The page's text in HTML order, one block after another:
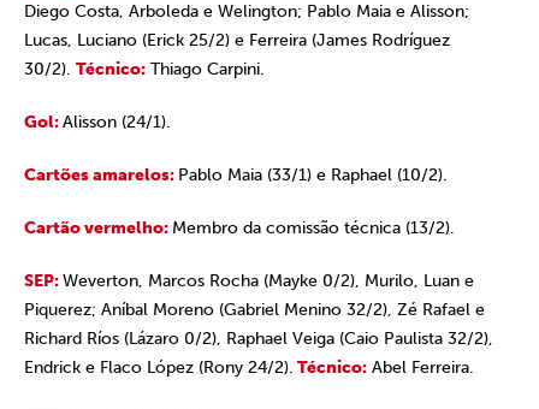
Diego Costa, Arboleda e Welington; Pablo Maia e Alisson;
Lucas, Luciano (Erick 25/2) e Ferreira (James Rodríguez
30/2). Técnico: Thiago Carpini.
Gol:Alisson (24/1).
Cartões amarelos: Pablo Maia (33/1) e Raphael (10/2).
Cartão vermelho: Membro da comissão técnica (13/2).
SEP:Weverton, Marcos Rocha (Mayke 0/2), Murilo, Luan e
Piquerez; Aníbal Moreno (Gabriel Menino 32/2), Zé Rafael e
Richard Ríos (Lázaro 0/2), Raphael Veiga (Caio Paulista 32/2),
Endrick e Flaco López (Rony 24/2). Técnico: Abel Ferreira.